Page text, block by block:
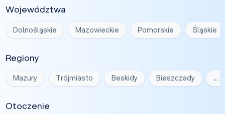
Województwa
Dolnośląskie Mazowieckie Pomorskie Śląskie
Regiony
Mazury Trójmiasto Beskidy Bieszczady …
Otoczenie